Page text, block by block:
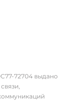
72704 выдано